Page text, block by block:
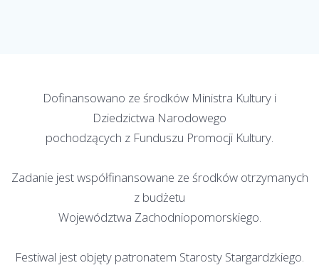
Dofinansowano ze środków Ministra Kultury i
Dziedzictwa Narodowego
pochodzących z Funduszu Promocji Kultury.
Zadanie jest współfinansowane ze środków otrzymanych
z budżetu
Województwa Zachodniopomorskiego.
Festiwal jest objęty patronatem Starosty Stargardzkiego.